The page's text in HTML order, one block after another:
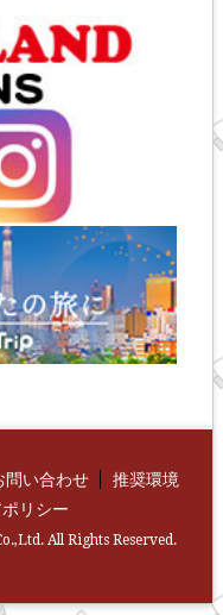
問い合わせ
推奨環境
リシー
All Rights Reserved.